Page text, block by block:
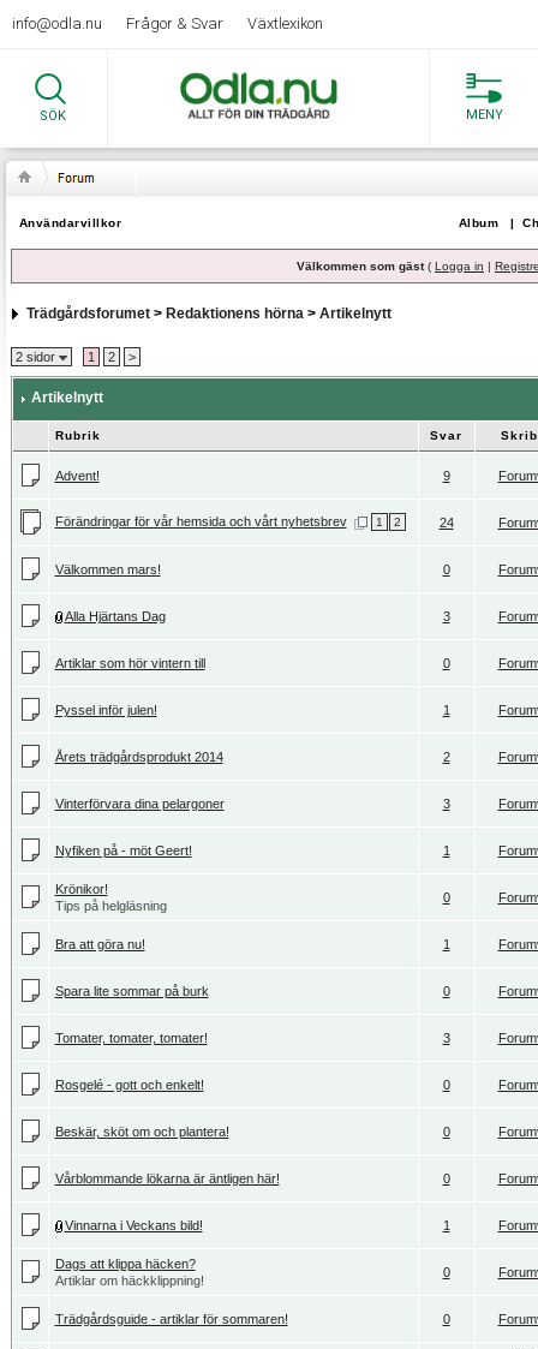
info@odla.nu Frågor & Svar Växtlexikon
SÖK MENY
Användarvillkor Album |
Välkommen som gäst( Logga in |
Trädgårdsforumet> Redaktionens hörna> Artikelnytt
2 sidor 1 2 >
Artikelnytt
Rubrik Svar
Advent! 9
Förändringar för vår hemsida och vårt nyhetsbrev 1 2 24
Välkommen mars! 0
Alla Hjärtans Dag 3
Artiklar som hör vintern till 0
Pyssel inför julen! 1
Årets trädgårdsprodukt 2014 2
Vinterförvara dina pelargoner 3
Nyfiken på - möt Geert! 1
Krönikor!
Tips på helgläsning
0
Bra att göra nu! 1
Spara lite sommar på burk 0
Tomater, tomater, tomater! 3
Rosgelé - gott och enkelt! 0
Beskär, sköt om och plantera! 0
Vårblommande lökarna är äntligen här! 0
Vinnarna i Veckans bild! 1
Dags att klippa häcken?
Artiklar om häckklippning!
0
Trädgårdsguide - artiklar för sommaren! 0